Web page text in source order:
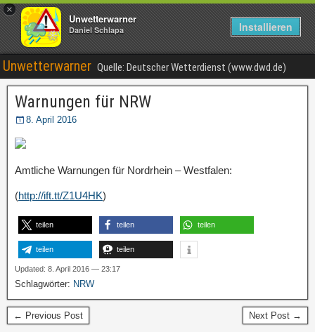
×
Unwetterwarner
Daniel Schlapa Installieren
Unwetterwarner Quelle: Deutscher Wetterdienst (www.dwd.de)
Warnungen für NRW
8. April 2016
Amtliche Warnungen für Nordrhein – Westfalen:
(http://ift.tt/Z1U4HK)
teilen teilen teilen
teilen teilen
Updated: 8. April 2016 — 23:17
Schlagwörter: NRW
← Previous Post Next Post →